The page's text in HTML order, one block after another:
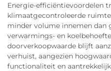
Energie-efficiëntievoordelen
klimaatgecontroleerde
minder volume innemen dan
verwarmings- en
doorverkoopwaarde blijft
verhuist, aangezien
functionaliteit en